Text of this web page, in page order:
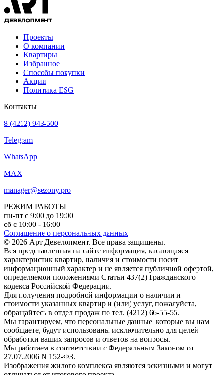
Проекты
О компании
Квартиры
Избранное
Способы покупки
Акции
Политика ESG
Контакты
8 (4212) 943-500
Telegram
WhatsApp
MAX
manager@sezony.pro
РЕЖИМ РАБОТЫ
пн-пт с 9:00 до 19:00
сб с 10:00 - 16:00
Соглашение о персональных данных
© 2026 Арт Девелопмент. Все права защищены.
Вся представленная на сайте информация, касающаяся
характеристик квартир, наличия и стоимости носит
информационный характер и не является публичной офертой,
определяемой положениями Статьи 437(2) Гражданского
кодекса Российской Федерации.
Для получения подробной информации о наличии и
стоимости указанных квартир и (или) услуг, пожалуйста,
обращайтесь в отдел продаж по тел. (4212) 66-55-55.
Мы гарантируем, что персональные данные, которые вы нам
сообщаете, будут использованы исключительно для целей
обработки ваших запросов и ответов на вопросы.
Мы работаем в соответствии с Федеральным Законом от
27.07.2006 N 152-ФЗ.
Изображения жилого комплекса являются эскизными и могут